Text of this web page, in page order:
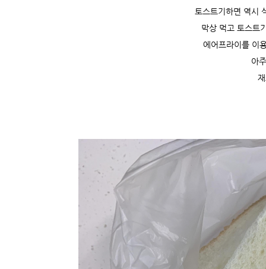
토스트기하면 역시
막상 먹고 토스트
에어프라이를 이
아